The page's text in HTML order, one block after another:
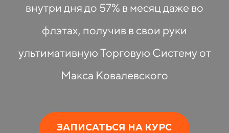
внутри дня до 57% в месяц даже во
флэтах, получив в свои руки
ультимативную Торговую Систему от
Макса Ковалевского
ЗАПИСАТЬСЯ НА КУРС